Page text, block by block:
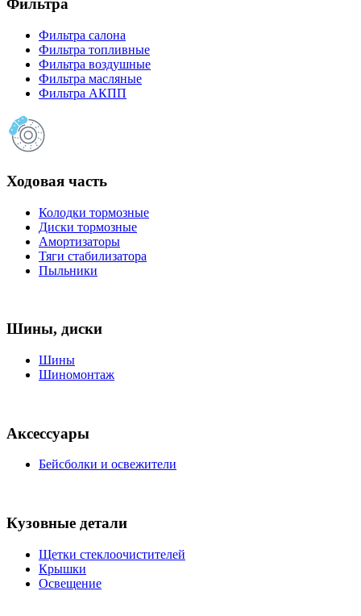
Фильтра
Фильтра салона
Фильтра топливные
Фильтра воздушные
Фильтра масляные
Фильтра АКПП
Ходовая часть
Колодки тормозные
Диски тормозные
Амортизаторы
Тяги стабилизатора
Пыльники
Шины, диски
Шины
Шиномонтаж
Аксессуары
Бейсболки и освежители
Кузовные детали
Щетки стеклоочистителей
Крышки
Освещение